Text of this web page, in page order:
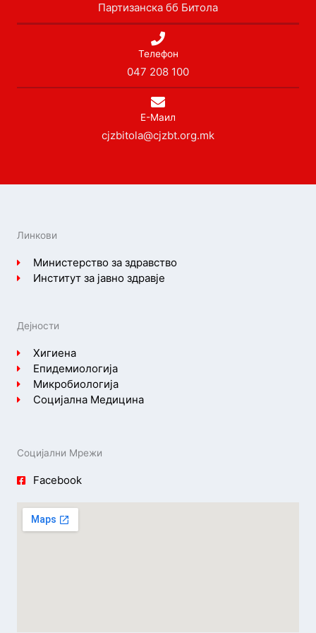
Партизанска бб Битола
Телефон
047 208 100
Е-Маил
cjzbitola@cjzbt.org.mk
Линкови
Министерство за здравство
Институт за јавно здравје
Дејности
Хигиена
Епидемиологија
Микробиологија
Социјална Медицина
Социјални Мрежи
Facebook